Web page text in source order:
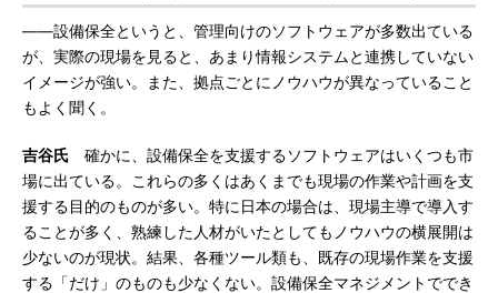
――設備保全というと、管理向けのソフトウェアが多数出ている
が、実際の現場を見ると、あまり情報システムと連携していない
イメージが強い。また、拠点ごとにノウハウが異なっていること
もよく聞く。
吉谷氏 確かに、設備保全を支援するソフトウェアはいくつも市
場に出ている。これらの多くはあくまでも現場の作業や計画を支
援する目的のものが多い。特に日本の場合は、現場主導で導入す
ることが多く、熟練した人材がいたとしてもノウハウの横展開は
少ないのが現状。結果、各種ツール類も、既存の現場作業を支援
する「だけ」のものも少なくない。設備保全マネジメントででき